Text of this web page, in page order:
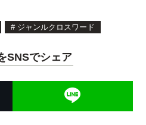
# ジャンルクロスワード
SNSでシェア